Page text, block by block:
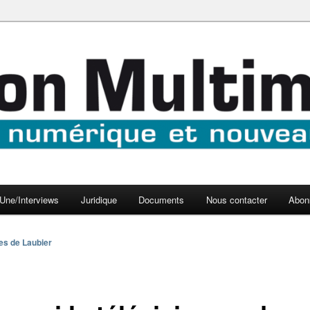
Une/Interviews Juridique Documents Nous contacter
de Laubier